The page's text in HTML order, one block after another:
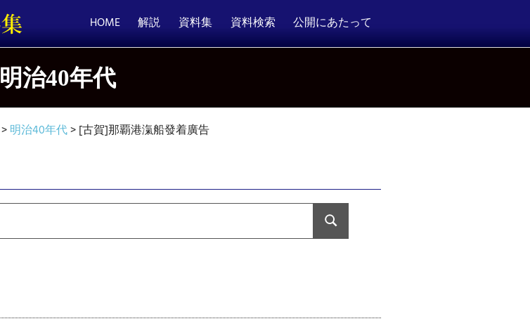
HOME 解説 資料集 資料検索 公開にあたって
明治40年代
>明治40年代>[古賀]那覇港滊船發着廣告
検
索